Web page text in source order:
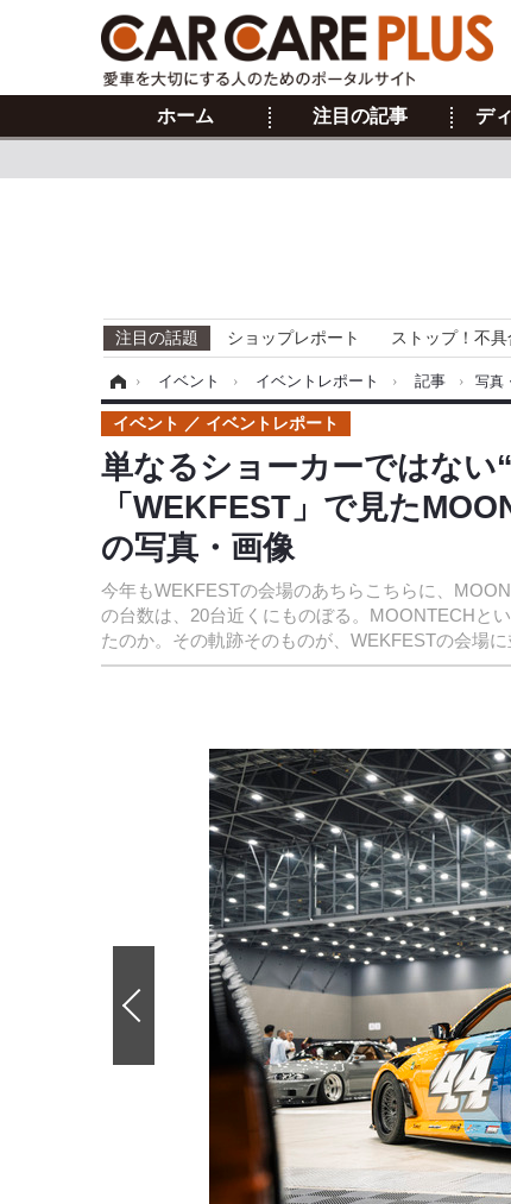
ホーム 注目の記事 デ
注目の話題 ショップレポート ストップ！不
› イベント › イベントレポート › 記事 › 写真
単なるショーカーではな
「WEKFEST」で見た
の写真・画像
今年もWEKFESTの会場のあちらこちらに、
の台数は、20台近くにものぼる。MOONTECHと
たのか。その軌跡そのものが、WEKFESTの会場
イベント イベントレポート